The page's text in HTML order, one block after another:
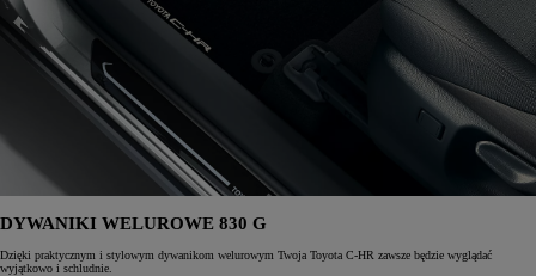
DYWANIKI WELUROWE 830 G
Dzięki praktycznym i stylowym dywanikom welurowym Twoja Toyota C-HR zawsze będzie wyglądać
wyjątkowo i schludnie.